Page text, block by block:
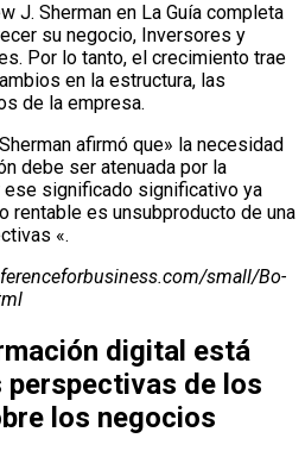
J. Sherman en La Guía completa
su negocio, Inversores y
Por lo tanto, el crecimiento trae
en la estructura, las
de la empresa.
afirmó que» la necesidad
debe ser atenuada por la
significado significativo ya
rentable es unsubproducto de una
«.
small/Bo-
digital está
perspectivas de los
los negocios